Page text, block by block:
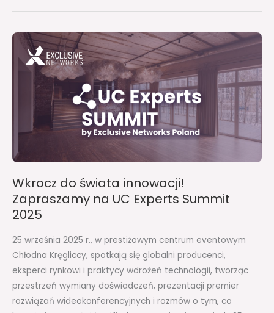
Wkrocz do świata innowacji!
Zapraszamy na UC Experts Summit
2025
25 września 2025 r., w prestiżowym centrum eventowym
Chłodna Kręgliccy, spotkają się globalni producenci,
eksperci rynkowi i praktycy wdrożeń technologii, tworząc
przestrzeń wymiany doświadczeń, prezentacji premier
rozwiązań wideokonferencyjnych i rozmów o tym, co
Wkrocz
świata
innowacji!
Zapraszamy
UC
Summit
2025